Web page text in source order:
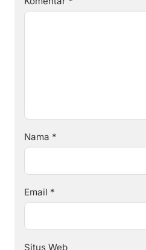
Nama *
Email *
Situs Web